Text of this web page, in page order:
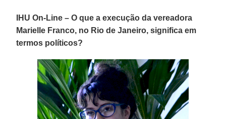
IHU On-Line – O que a execução da vereadora
Marielle Franco, no Rio de Janeiro, significa em
termos políticos?